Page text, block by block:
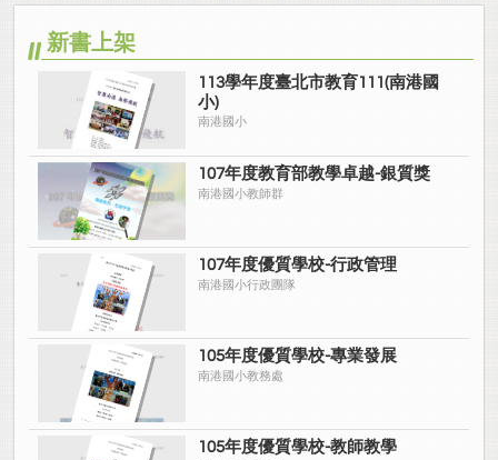
新書上架
113學年度臺北市教育111(南港國
小)
南港國小
107年度教育部教學卓越-銀質獎
南港國小教師群
107年度優質學校-行政管理
南港國小行政團隊
105年度優質學校-專業發展
南港國小教務處
105年度優質學校-教師教學